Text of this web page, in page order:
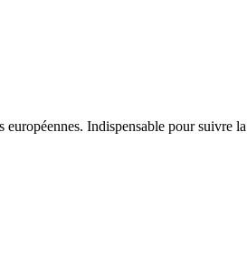
Indispensable pour suivre